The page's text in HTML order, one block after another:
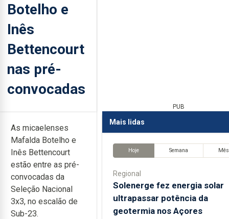
Botelho e
Inês
Bettencourt
nas pré-
convocadas
As micaelenses
Mafalda Botelho e
Inês Bettencourt
estão entre as pré-
convocadas da
Seleção Nacional
3x3, no escalão de
Sub-23.
PUB
Mais lidas
Hoje Semana Mês
Regional
Solenerge fez energia solar
ultrapassar potência da
geotermia nos Açores